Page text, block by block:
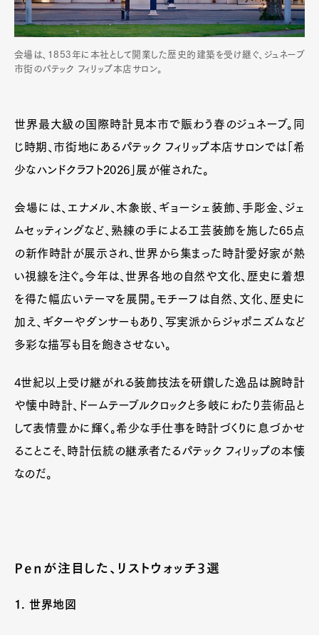
会場は、1853年に本社として開業した歴史的建築を受け継ぐ、ジュネーブ
市街のパテック フィリップ本店サロン。
世界最大級の国際時計見本市で賑わう春のジュネーブ。同
じ時期、市街地にあるパテック フィリップ本店サロンでは「希
少なハンドクラフト2026」展が催された。
会場には、エナメル、木象嵌、ギョーシェ装飾、手彫金、ジェ
ムセッティングなど、熟練の手による工芸装飾を施した65点
の新作時計が展示され、世界から集まった時計愛好家が熱
い視線を注ぐ。今年は、世界各地の自然や文化、歴史に着想
を得た幅広いテーマを展開。モチーフは自然、文化、歴史に
加え、ギターやダンサーもあり、写実派からジャポニズムなど
多彩な描写も目を飽きさせない。
4世紀以上受け継がれる装飾技法を研鑽した逸品は腕時計
や懐中時計、ドームテーブルクロックと多岐にわたり芸術品と
して表情豊かに輝く。希少な手仕事を時計づくりに息づかせ
ることこそ、時計伝統の継承者たるパテック フィリップの本懐
なのだ。
Penが注目した、リストウォッチ3選
1. 世界地図